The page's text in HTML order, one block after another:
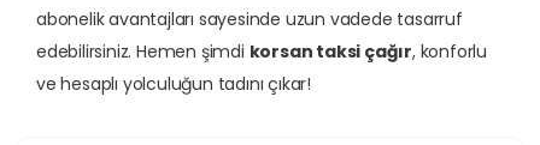
abonelik avantajları sayesinde uzun vadede tasarruf
edebilirsiniz. Hemen şimdi korsan taksi çağır, konforlu
ve hesaplı yolculuğun tadını çıkar!